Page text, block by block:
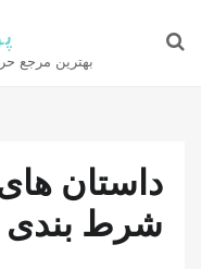
بهترین مرجع
داستان
شرط بندی